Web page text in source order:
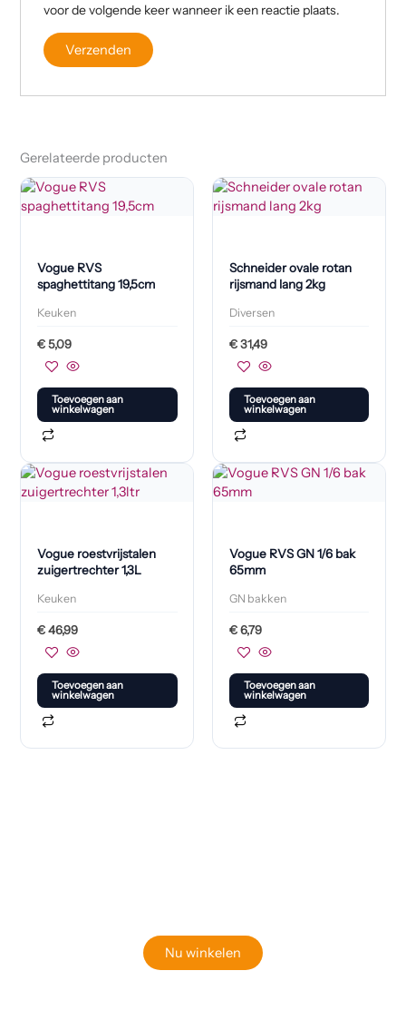
voor de volgende keer wanneer ik een reactie plaats.
Gerelateerde producten
Vogue RVS
spaghettitang 19,5cm
Keuken
€5,09
Toevoegen aan
winkelwagen
Schneider ovale rotan
rijsmand lang 2kg
Diversen
€31,49
Toevoegen aan
winkelwagen
Vogue roestvrijstalen
zuigertrechter 1,3L
Keuken
€46,99
Toevoegen aan
winkelwagen
Vogue RVS GN 1/6 bak
65mm
GN bakken
€6,79
Toevoegen aan
winkelwagen
Nu winkelen